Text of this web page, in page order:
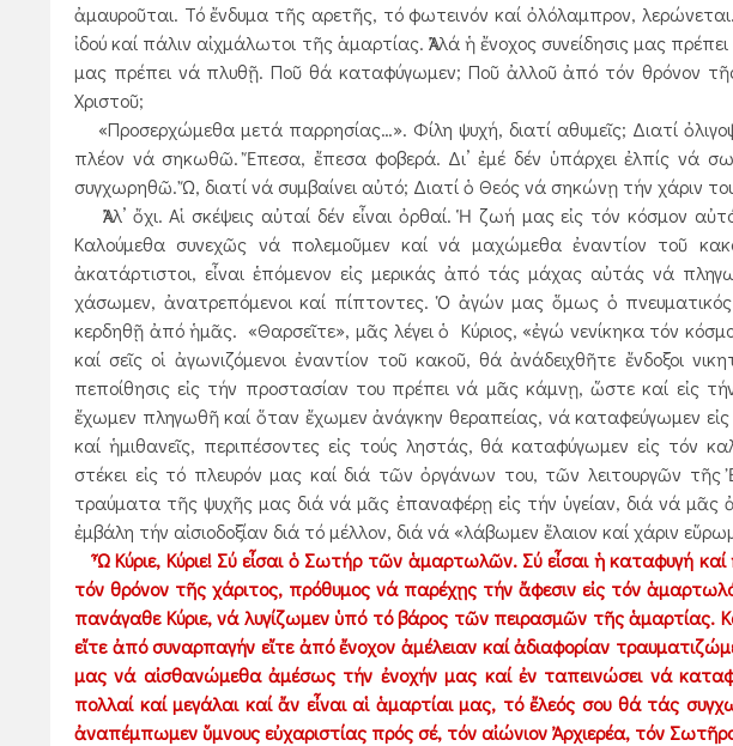
ἀμαυροῦται. Τό ἔνδυμα τῆς αρετῆς, τό φωτεινόν καί ὀλόλαμπρον,
ἰδού καί πάλιν αἰχμάλωτοι τῆς ἁμαρτίας. Ἀλλά ἡ ἔνοχος συνείδησις μας
μας πρέπει νά πλυθῇ. Ποῦ θά καταφύγωμεν; Ποῦ ἀλλοῦ ἀπό τόν θρόνον
Χριστοῦ;
«Προσερχώμεθα μετά παρρησίας…». Φίλη ψυχή, διατί αθυμεῖς; Διατί
πλέον νά σηκωθῶ. Ἔπεσα, ἔπεσα φοβερά. Δι’ ἐμέ δέν ὑπάρχει ἐλπίς
συγχωρηθῶ. Ὤ, διατί νά συμβαίνει αὐτό; Διατί ὁ Θεός νά σηκώνῃ τήν
Ἀλλ’ ὄχι. Αἱ σκέψεις αὐταί δέν εἶναι ὀρθαί. Ἡ ζωή μας εἰς τόν κόσμον
Καλούμεθα συνεχῶς νά πολεμοῦμεν καί νά μαχώμεθα ἐναντίον τοῦ
ἀκατάρτιστοι, εἶναι ἑπόμενον εἰς μερικάς ἀπό τάς μάχας αὐτάς νά
χάσωμεν, ἀνατρεπόμενοι καί πίπτοντες. Ὁ ἀγών μας ὅμως ὁ
κερδηθῇ ἀπό ἡμᾶς. «Θαρσεῖτε», μᾶς λέγει ὁ Κύριος, «ἐγώ νενίκηκα τόν
καί σεῖς οἱ ἀγωνιζόμενοι ἐναντίον τοῦ κακοῦ, θά ἀνάδειχθῆτε ἔνδοξοι
πεποίθησις εἰς τήν προστασίαν του πρέπει νά μᾶς κάμνῃ, ὥστε καί εἰς
ἔχωμεν πληγωθῆ καί ὅταν ἔχωμεν ἀνάγκην θεραπείας, νά καταφεύγωμεν εἰς
καί ἡμιθανεῖς, περιπέσοντες εἰς τούς ληστάς, θά καταφύγωμεν εἰς τόν
στέκει εἰς τό πλευρόν μας καί διά τῶν ὀργάνων του, τῶν λειτουργῶν τῆς
τραύματα τῆς ψυχῆς μας διά νά μᾶς ἐπαναφέρῃ εἰς τήν ὑγείαν, διά νά
ἐμβάλη τήν αἰσιοδοξίαν διά τό μέλλον, διά νά «λάβωμεν ἔλαιον καί χάριν
Ὦ Κύριε, Κύριε! Σύ εἶσαι ὁ Σωτήρ τῶν ἁμαρτωλῶν. Σύ εἶσαι ἡ καταφυγή
τόν θρόνον τῆς χάριτος, πρόθυμος νά παρέχῃς τήν ἄφεσιν εἰς τόν
πανάγαθε Κύριε, νά λυγίζωμεν ὑπό τό βάρος τῶν πειρασμῶν τῆς ἁμαρτίας.
εἴτε ἀπό συναρπαγήν εἴτε ἀπό ἔνοχον ἀμέλειαν καί ἀδιαφορίαν
μας νά αἰσθανώμεθα ἀμέσως τήν ἐνοχήν μας καί ἐν ταπεινώσει νά
πολλαί καί μεγάλαι καί ἄν εἶναι αἱ ἁμαρτίαι μας, τό ἔλεός σου θά τάς
ἀναπέμπωμεν ὕμνους εὐχαριστίας πρός σέ, τόν αἰώνιον Ἀρχιερέα, τόν